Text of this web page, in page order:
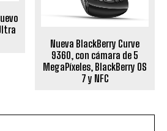
Nueva BlackBerry Curve
9360, con cámara de 5
MegaPíxeles, BlackBerry OS
7 y NFC